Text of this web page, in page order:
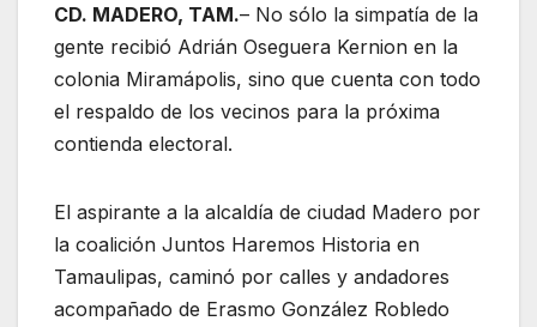
CD. MADERO, TAM.– No sólo la simpatía de la
gente recibió Adrián Oseguera Kernion en la
colonia Miramápolis, sino que cuenta con todo
el respaldo de los vecinos para la próxima
contienda electoral.
El aspirante a la alcaldía de ciudad Madero por
la coalición Juntos Haremos Historia en
Tamaulipas, caminó por calles y andadores
acompañado de Erasmo González Robledo